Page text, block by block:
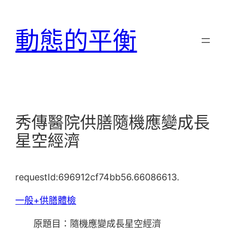
動態的平衡
秀傳醫院供膳隨機應變成長
星空經濟
requestId:696912cf74bb56.66086613.
一般+供膳體檢
原題目：隨機應變成長星空經濟